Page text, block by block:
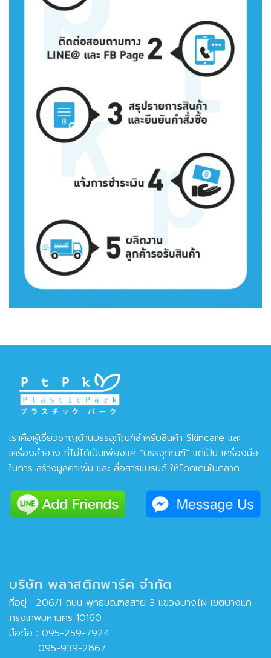
เราคือผู้เชี่ยวชาญด้านบรรจุภัณฑ์สำหรับสินค้า Skincare และ
เครื่องสำอาง ที่ไม่ได้เป็นเพียงแค่ “บรรจุภัณฑ์” แต่เป็น เครื่องมือ
ในการ สร้างมูลค่าเพิ่ม และ สื่อสารแบรนด์ ให้โดดเด่นในตลาด
บริษัท พลาสติกพาร์ค จำกัด
ที่อยู่ : 206/1 ถนน พุทธมณฑลสาย 3 แขวงบางไผ่ เขตบางแค
กรุงเทพมหานคร 10160
มือถือ : 095-259-7924
095-939-2867